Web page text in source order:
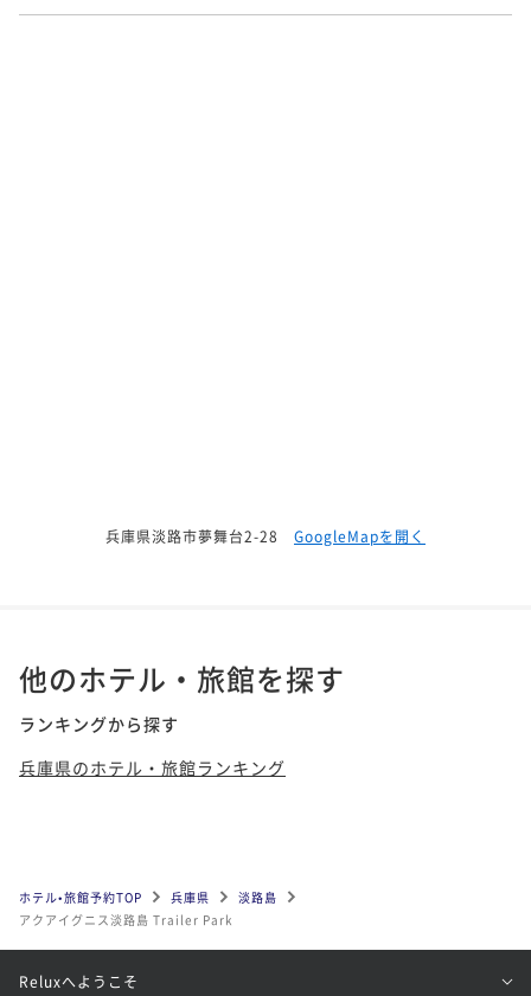
兵庫県淡路市夢舞台2-28 GoogleMapを開く
他のホテル・旅館を探す
ランキングから探す
兵庫県のホテル・旅館ランキング
ホテル•旅館予約TOP 兵庫県
淡路島
アクアイグニス淡路島 Trailer Park
Reluxへようこそ